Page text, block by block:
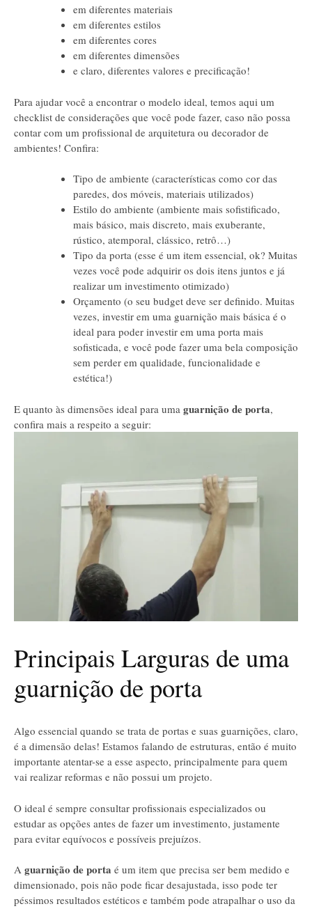
em diferentes materiais
em diferentes estilos
em diferentes cores
em diferentes dimensões
e claro, diferentes valores e precificação!
Para ajudar você a encontrar o modelo ideal, temos aqui um
checklist de considerações que você pode fazer, caso não possa
contar com um profissional de arquitetura ou decorador de
ambientes! Confira:
Tipo de ambiente (características como cor das
paredes, dos móveis, materiais utilizados)
Estilo do ambiente (ambiente mais sofistificado,
mais básico, mais discreto, mais exuberante,
rústico, atemporal, clássico, retrô…)
Tipo da porta (esse é um item essencial, ok? Muitas
vezes você pode adquirir os dois itens juntos e já
realizar um investimento otimizado)
Orçamento (o seu budget deve ser definido. Muitas
vezes, investir em uma guarnição mais básica é o
ideal para poder investir em uma porta mais
sofisticada, e você pode fazer uma bela composição
sem perder em qualidade, funcionalidade e
estética!)
E quanto às dimensões ideal para uma guarnição de porta,
confira mais a respeito a seguir:
Principais Larguras de uma
guarnição de porta
Algo essencial quando se trata de portas e suas guarnições, claro,
é a dimensão delas! Estamos falando de estruturas, então é muito
importante atentar-se a esse aspecto, principalmente para quem
vai realizar reformas e não possui um projeto.
O ideal é sempre consultar profissionais especializados ou
estudar as opções antes de fazer um investimento, justamente
para evitar equívocos e possíveis prejuízos.
A guarnição de porta é um item que precisa ser bem medido e
dimensionado, pois não pode ficar desajustada, isso pode ter
péssimos resultados estéticos e também pode atrapalhar o uso da